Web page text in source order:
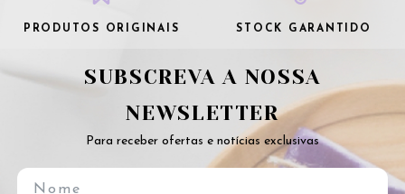
PRODUTOS ORIGINAIS STOCK GARANTIDO
SUBSCREVA A NOSSA
NEWSLETTER
Para receber ofertas e notícias exclusivas